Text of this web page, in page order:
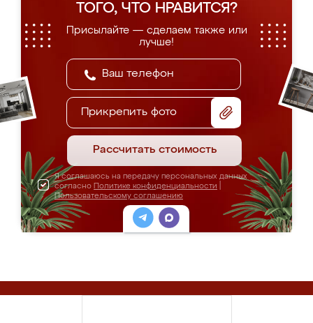
ТОГО, ЧТО НРАВИТСЯ?
Присылайте — сделаем также или
лучше!
Прикрепить фото
Рассчитать стоимость
Я соглашаюсь на передачу персональных данных
согласно Политике конфиденциальности
Пользовательскому соглашению